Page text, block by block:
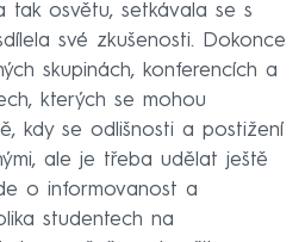
tak osvětu, setkávala se s
své zkušenosti. Dokonce
skupinách, konferencích a
kterých se mohou
kdy se odlišnosti a postižení
ale je třeba udělat ještě
o informovanost a
studentech na